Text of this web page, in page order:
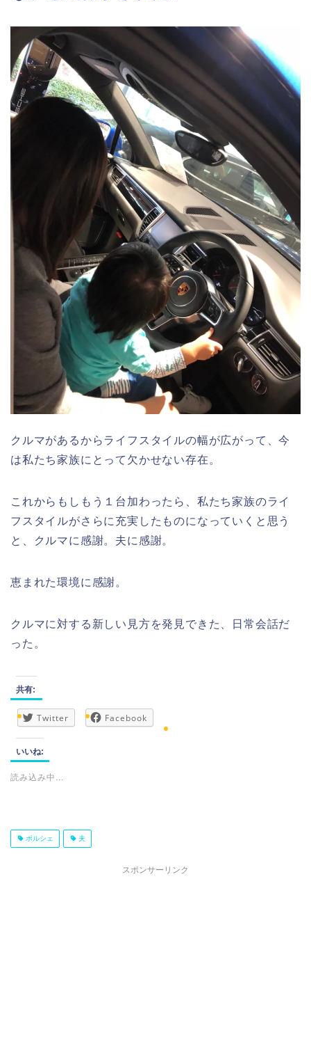
クルマがあるからライフスタイルの幅が広がって、今
は私たち家族にとって欠かせない存在。
これからもしもう１台加わったら、私たち家族のライ
フスタイルがさらに充実したものになっていくと思う
と、クルマに感謝。夫に感謝。
恵まれた環境に感謝。
クルマに対する新しい見方を発見できた、日常会話だ
った。
共有:
Twitter Facebook
いいね:
読み込み中...
ポルシェ 夫
スポンサーリンク